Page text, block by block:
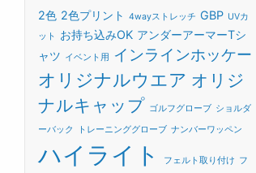
2色 2色プリント 4wayストレッチ GBP UVカ
ット
お持ち込みOK アンダーアーマーTシ
ャツ イベント用 インラインホッケー
オリジナルウエア オリジ
ナルキャップ ゴルフグローブ ショルダ
ーバック
トレーニンググローブ ナンバーワッペン
ハイライト フェルト取り付け フ